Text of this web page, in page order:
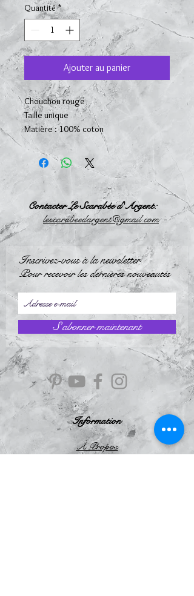
Quantité *
Ajouter au panier
Chouchou rouge
Taille unique
Matière : 100% coton
Contacter Le Scarabée d'Argent:
lescarabeedargent@gmail.com
Inscrivez-vous à la newsletter
Pour recevoir les dernières nouveautés
S`abonner maintenant
Information
À Propos